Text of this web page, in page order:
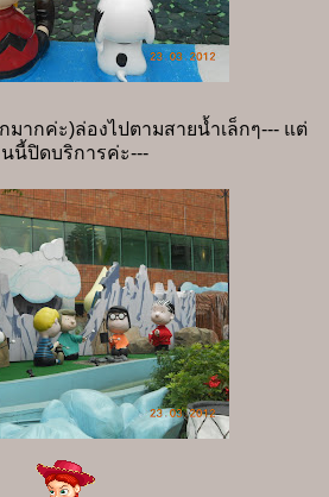
กมากค่ะ)ล่องไปตามสายน้ำเล็กๆ--- แต่
นี้ปิดบริการค่ะ---